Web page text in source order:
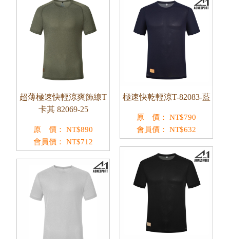
超薄極速快輕涼爽飾線T
卡其 82069-25
原 價： NT$890
會員價：
NT$712
極速快乾輕涼T-82083-藍
原 價： NT$790
會員價：
NT$632